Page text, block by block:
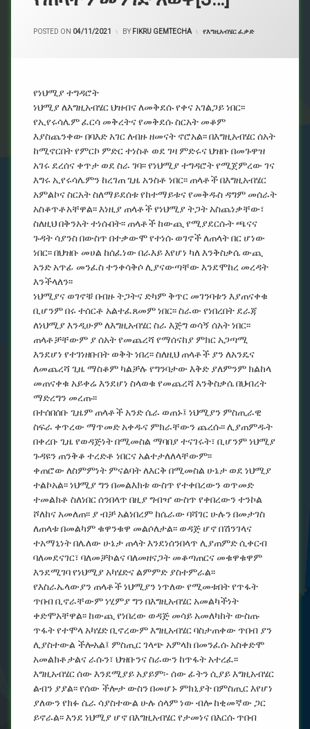
POSTED ON 04/11/2021 BY FIKRU GEMTECHA CATEGORIES:
የእግዚአብሄር ፈቃድ
የነህሚያ ተግዳሮት
ነህሚያ ለእግዚአብሄር ህዝብና ለመቅደሱ የቀና አገልጋይ ነበር፡፡
የኢየሩሳሌም ፈርሳ መቅረትና የመቅደሱ ስርአት መቆም
እያስጨንቀው በባእድ አገር ለብዙ ዘመናት ኖሮአል፡፡ በእግዚአብሄር ሰአት
ከሚኖርበት የምርኮ ምድር ተነስቶ ወደ ገዛ ምድሩና ህዝቡ በመጉዋዝ
አገሩ ደረሰና ቀጥታ ወደ ስራ ገባ፡፡ የነህሚያ ተግዳሮት የሚጀምረው ገና
እግሩ ኢየሩሳሌምን ከረገጠ ጊዜ አንስቶ ነበር፡፡ ጠላቶች በእግዚአብሄር
አምልኮና ስርአት ስለማይደሰቱ የከተማይቱና የመቅዱስ ዳግም መሰራት
አስቆጥቶአቸዋል፡፡ እነዚያ ጠላቶች የነህሚያ ትጋት አስጨነቃቸው፣
ስለዚህ በቅንአት ተነሱበት፡፡ ጠላቶች ከውጪ የሚያደርሱት ጫናና
ጉዳት ሳያንስ በውስጥ በተቃውሞ የተነሱ ወገኖች ለጠላት በር ሆነው
ነበር፡፡ በህዝቡ መሀል ከሰፈነው በራእይ እየሆነ ካለ እንቅስቃሴ ውጪ
አንድ አጥፊ መንፈስ ተንቀሳቅሶ ሊያናውጣቸው እንደሞከረ መረዳት
እንችላለን፡፡
ነህሚያና ወገኖቹ በብዙ ትጋትና ድካም ቅጥር መገንባቱን እያጠናቀቁ
ቢሆንም በሩ ተሰርቶ አልተፈጸመም ነበር፡፡ ስራው የነበረበት ደራጃ
ለነህሚያ እንዲሁም ለእግዚአብሄር ስራ እጅግ ወሳኝ ሰአት ነበር፡፡
ጠላቶቻቸውም ያ ሰአት የመጨረሻ የማሰናከያ ምክር አጋጣሚ
እንደሆነ የተገነዘቡበት ወቅት ነበረ፡፡ ስለዚህ ጠላቶች ያን ለአንዴና
ለመጨረሻ ጊዜ ማስቆም ካልቻሉ የግንባታው እቅድ ያለምንም ክልከላ
መጠናቀቁ አይቀሬ እንደሆነ ስላወቁ የመጨረሻ እንቅስቃሴ በህብረት
ማድረግን መረጡ፡፡
በተሰበሰቡ ጊዜም ጠላቶች አንድ ሴራ ወጠኑ፤ ነህሚያን ምስጢራዊ
ስፍራ ቀጥረው ማጥመድ አቀዱና ምክራቸውን ጨረሱ፡፡ ሊያጠምዱት
በቀረቡ ጊዜ የወዳጅነት በሚመስል ማባበያ ተናገሩት፣ ቢሆንም ነህሚያ
ጉዳዩን ጠንቅቆ ተረድቶ ነበርና አልተታለለላቸውም፡፡
ቀጠሮው ለስምምነት ምናልባት ለእርቅ በሚመስል ሁኔታ ወደ ነህሚያ
ተልኮአል፡፡ ነህሚያ ግን በመልእክቱ ውስጥ የተቀበረውን ወጥመድ
ተመልክቶ ስለነበር ሰንበላጥ በዚያ ግብዣ ውስጥ የቀበረውን ተንኮል
ሾለከና አመለጠ፡፡ ያ ብቻ አልነበረም ከሴራው ባሻገር ሁሉን በመታገስ
ለጠላቱ በመልካም ቁዋንቁዋ መልሶለታል፡፡ ወዳጅ ሆኖ በሽንገላና
ተአማኒነት በሌለው ሁኔታ ጠላት እንደነሰንበላጥ ሊያጠምድ ሲቀርብ
ባለመደናገር፣ ባለመቻኮልና ባለመዘናጋት መቆጣጠርና መቁዋቁዋም
እንደሚገባ የነህሚያ አካሄድና ልምምድ ያስተምራል፡፡
የእስራኤላውያን ጠላቶች ነህሚያን ነጥለው የሚመቱበት የጥፋት
ጥበብ ቢኖራቸውም ነሂምያ ግን በእግዚአብሄር አመልካችነት
ቀድሞአቸዋል፡፡ ከውጪ የነበረው ወዳጅ መሳይ አመለካከት ውስጡ
ጥፋት የተሞላ አካሄድ ቢኖረውም እግዚአብሄር ባስታጠቀው ጥበብ ያን
ሊያስተውል ችሎአል፤ ምስጢር ገላጭ አምላክ በመንፈሱ አስቀድሞ
አመልክቶታልና ራሱን፣ ህዝቡንና ስራውን ከጥፋት አተረፈ፡፡
እግዚአብሄር ሰው እንደሚያይ አያይም፡- ሰው ፊትን ሲያይ እግዚአብሄር
ልብን ያያል፡፡ የሰው ችሎታ ውስን በመሆኑ ምክኒያት በምስጢር እየሆነ
ያለውን የክፉ ሴራ ሳያስተውል ሁሉ ሰላም ነው ብሎ ከቂመኛው ጋር
ይኖራል፡፡ እንደ ነህሚያ ሆኖ በእግዚአብሄር የታመነና በእርሱ ጥበብ